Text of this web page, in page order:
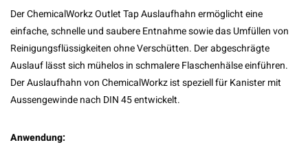
Der ChemicalWorkz Outlet Tap Auslaufhahn ermöglicht eine
einfache, schnelle und saubere Entnahme sowie das Umfüllen von
Reinigungsflüssigkeiten ohne Verschütten. Der abgeschrägte
Auslauf lässt sich mühelos in schmalere Flaschenhälse einführen.
Der Auslaufhahn von ChemicalWorkz ist speziell für Kanister mit
Aussengewinde nach DIN 45 entwickelt.
Anwendung: